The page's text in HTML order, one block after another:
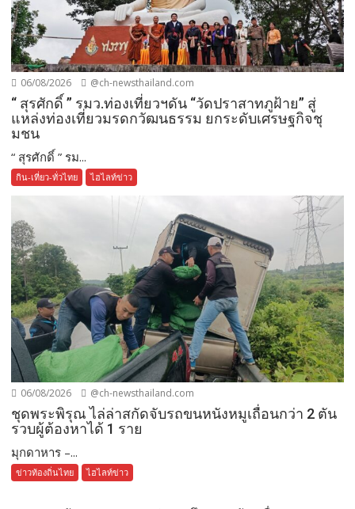
06/08/2026 @ch-newsthailand.com
“ สุรศักดิ์ ” รมว.ท่องเที่ยวฯดัน “วัดปราสาทภูฝ้าย” สู่
แหล่งท่องเที่ยวมรดกวัฒนธรรม ยกระดับเศรษฐกิจชุ
มชน
“ สุรศักดิ์ ” รม...
กิน-เที่ยว-ทั่วไทย ไฮไลท์ข่าว
06/08/2026 @ch-newsthailand.com
ชุดพระพิรุณ ไล่ล่าสกัดจับรถขนหนังหมูเถื่อนกว่า 2 ตัน
รวบผู้ต้องหาได้ 1 ราย
มุกดาหาร –...
ข่าวท้องถิ่นไทย ไฮไลท์ข่าว